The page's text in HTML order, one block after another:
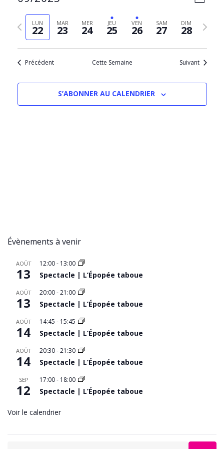
PAR
de
la
date
LUN
22
MAR
23
MER
24
JEU
25
VEN
26
SAM
27
DIM
28
Semaine
précédente
Précédent Cette Semaine Suivant
S’ABONNER AU CALENDRIER
Évènements à venir
AOÛT
13
12:00- 13:00
Spectacle | L’Épopée taboue
AOÛT
13
20:00-21:00
Spectacle | L’Épopée taboue
AOÛT
14
14:45 - 15:45
Spectacle | L’Épopée taboue
AOÛT
14
20:30-21:30
Spectacle | L’Épopée taboue
SEP
12
17:00- 18:00
Spectacle | L’Épopée taboue
Voir le calendrier